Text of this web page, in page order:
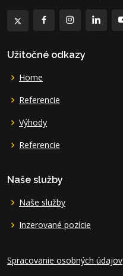
Užitočné odkazy
Home
Referencie
Výhody
Referencie
Naše služby
Naše služby
Inzerované pozície
Spracovanie osobných údajov